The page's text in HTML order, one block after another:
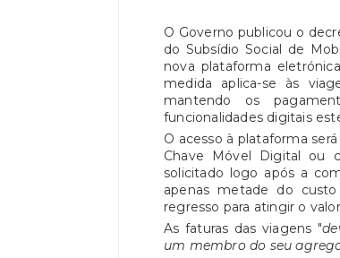
O Governo publicou o
do Subsídio Social de
nova plataforma
medida aplica-se às
mantendo os
funcionalidades digitais
O acesso à plataforma
Chave Móvel Digital ou
solicitado logo após a
apenas metade do
regresso para atingir o
As faturas das viagens "
um membro do seu